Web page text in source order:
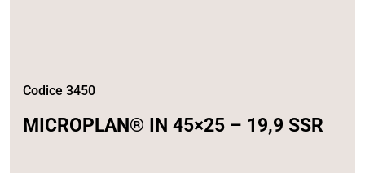
Codice 3450
MICROPLAN® IN 45×25 – 19,9 SSR